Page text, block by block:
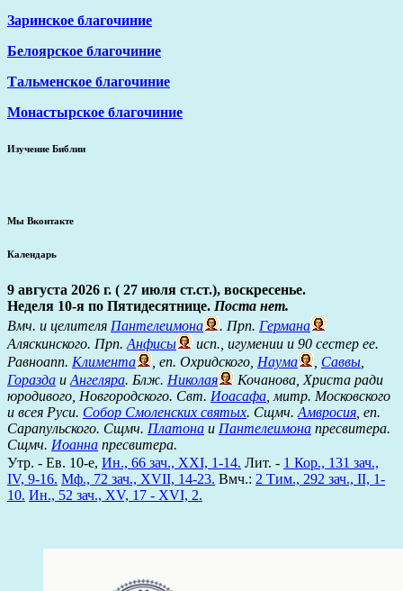
Заринское благочиние
Белоярское благочиние
Тальменское благочиние
Монастырское благочиние
Изучение Библии
Мы Вконтакте
Календарь
9 августа 2026 г. ( 27 июля ст.ст.), воскресенье.
Неделя 10-я по Пятидесятнице. Поста нет.
Вмч. и целителя Пантелеимона . Прп. Германа
Аляскинского. Прп. Анфисы
исп., игумении и 90 сестер ее.
Равноапп. Климента , еп. Охридского, Наума Саввы
Горазда и Ангеляра. Блж. Николая
Кочанова, Христа ради
юродивого, Новгородского. Свт. Иоасафа , митр. Московского
и всея Руси. Собор Смоленских святых. Сщмч. Амвросия , еп.
Сарапульского. Сщмч. Платона и Пантелеимона пресвитера.
Сщмч. Иоанна пресвитера.
Утр. - Ев. 10-е, Ин., 66 зач., XXI, 1-14. Лит. - 1 Кор., 131 зач.,
IV, 9-16. Мф., 72 зач., XVII, 14-23. Вмч.: 2 Тим., 292 зач., II, 1-
10. Ин., 52 зач., XV, 17 - XVI, 2.